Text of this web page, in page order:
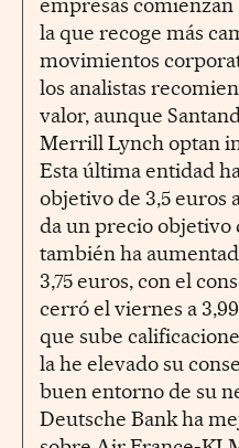
la que recoge más
movimientos
los analistas
valor, aunque
Merrill Lynch optan
Esta última entidad
objetivo de 3,5 euros
da un precio objetivo
también ha
3,75 euros, con el
cerró el viernes a
que sube
la he elevado su
buen entorno de su
Deutsche Bank ha